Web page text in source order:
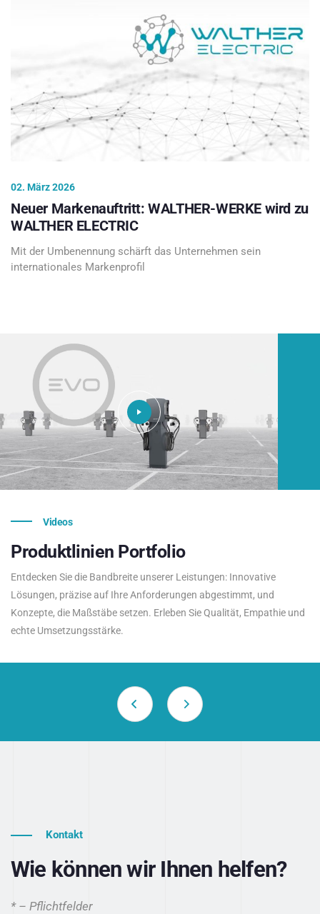
02. März 2026
Neuer Markenauftritt: WALTHER-WERKE wird zu
WALTHER ELECTRIC
Mit der Umbenennung schärft das Unternehmen sein
internationales Markenprofil
Videos
Produktlinien Portfolio
Entdecken Sie die Bandbreite unserer Leistungen: Innovative
Lösungen, präzise auf Ihre Anforderungen abgestimmt, und
Konzepte, die Maßstäbe setzen. Erleben Sie Qualität, Empathie und
echte Umsetzungsstärke.
Kontakt
Wie können wir Ihnen helfen?
* – Pflichtfelder